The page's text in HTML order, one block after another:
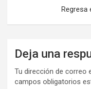
Regresa
Deja una
Tu dirección de correo
campos obligatorios